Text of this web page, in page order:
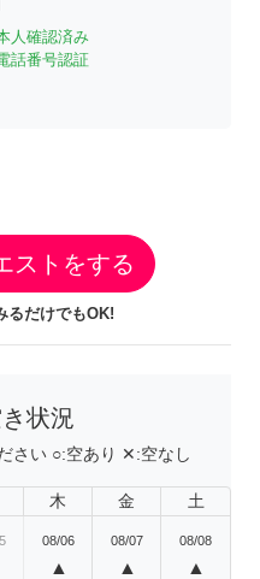
人確認済み
話番号認証
ストをする
るだけでもOK!
状況
さい ○:空あり ✕:空なし
木 金 土
08/06
▲
08/07
▲
08/08
▲